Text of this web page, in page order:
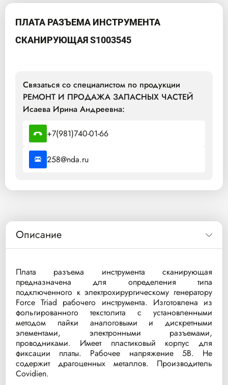
ПЛАТА РАЗЪЕМА ИНСТРУМЕНТА
СКАНИРУЮЩАЯ S1003545
Связаться со специалистом по продукции
РЕМОНТ И ПРОДАЖА ЗАПАСНЫХ ЧАСТЕЙ
Исаева Ирина Андреевна:
+7(981)740-01-66
258@nda.ru
Описание
Плата разъема инструмента сканирующая
предназначена для определения типа
подключенного к электрохирургическому генератору
Force Triad рабочего инструмента. Изготовлена из
фольгированного текстолита с установленными
методом пайки аналоговыми и дискретными
элементами, электронными разъемами,
проводниками. Имеет пластиковый корпус для
фиксации платы. Рабочее напряжение 5В. Не
содержит драгоценных металлов. Производитель
Covidien.